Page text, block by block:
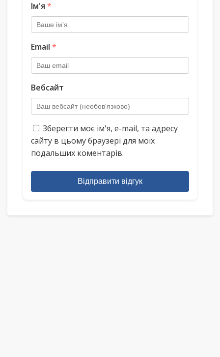
Ім'я *
Email *
Вебсайт
Зберегти моє ім'я, e-mail, та адресу
сайту в цьому браузері для моїх
подальших коментарів.
Відправити відгук